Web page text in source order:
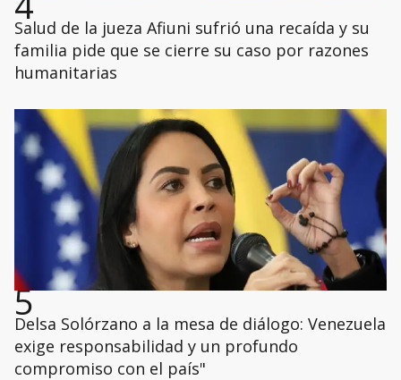
Salud de la jueza Afiuni sufrió una recaída y su
familia pide que se cierre su caso por razones
humanitarias
5
Delsa Solórzano a la mesa de diálogo: Venezuela
exige responsabilidad y un profundo
compromiso con el país"